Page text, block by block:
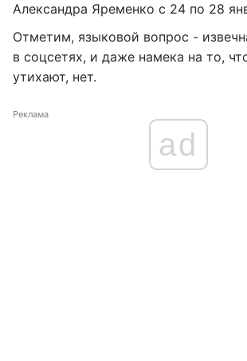
Александра Яременко с 24 по 28
Отметим, языковой вопрос -
в соцсетях, и даже намека на то,
утихают, нет.
Реклама
ad